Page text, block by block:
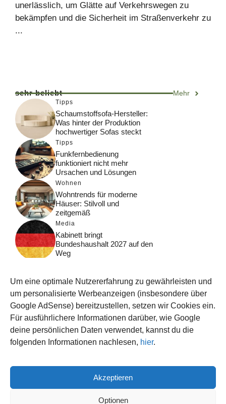
Um eine optimale Nutzererfahrung zu gewährleisten und
um personalisierte Werbeanzeigen (insbesondere über
Google AdSense) bereitzustellen, setzen wir Cookies ein.
Für ausführlichere Informationen darüber, wie Google
deine persönlichen Daten verwendet, kannst du die
folgenden Informationen nachlesen, hier.
Akzeptieren
Optionen
unerlässlich, um Glätte auf Verkehrswegen zu
bekämpfen und die Sicherheit im Straßenverkehr zu
...
sehr beliebt Mehr
Tipps
Schaumstoffsofa-Hersteller:
Was hinter der Produktion
hochwertiger Sofas steckt
Tipps
Funkfernbedienung
funktioniert nicht mehr
Ursachen und Lösungen
Wohnen
Wohntrends für moderne
Häuser: Stilvoll und
zeitgemäß
Media
Kabinett bringt
Bundeshaushalt 2027 auf den
Weg
Funktionsweise, Prozesse
und Rankinglogik
Computer
Wieso habe ich im moment
kein Internet?
© 2026 WISSEN123.DE
IMPRESSUM
DATENSCHUTZ